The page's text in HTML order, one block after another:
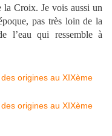
la Croix. Je vois aussi un
pas très loin de la
l’eau qui ressemble à